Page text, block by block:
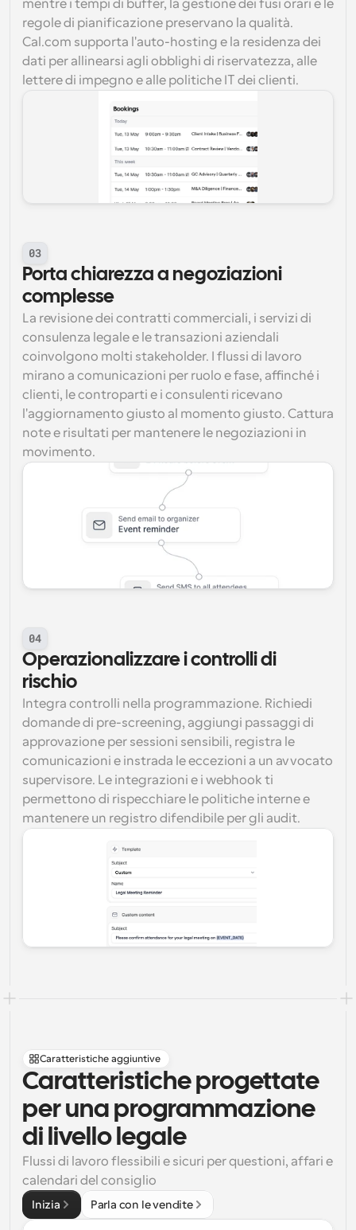
mentre i tempi di buffer, la gestione dei fusi orari e le
regole di pianificazione preservano la qualità.
Cal.com supporta l'auto-hosting e la residenza dei
dati per allinearsi agli obblighi di riservatezza, alle
lettere di impegno e alle politiche IT dei clienti.
03
Porta chiarezza a negoziazioni
complesse
La revisione dei contratti commerciali, i servizi di
consulenza legale e le transazioni aziendali
coinvolgono molti stakeholder. I flussi di lavoro
mirano a comunicazioni per ruolo e fase, affinché i
clienti, le controparti e i consulenti ricevano
l'aggiornamento giusto al momento giusto. Cattura
note e risultati per mantenere le negoziazioni in
movimento.
04
Operazionalizzare i controlli di
rischio
Integra controlli nella programmazione. Richiedi
domande di pre-screening, aggiungi passaggi di
approvazione per sessioni sensibili, registra le
comunicazioni e instrada le eccezioni a un avvocato
supervisore. Le integrazioni e i webhook ti
permettono di rispecchiare le politiche interne e
mantenere un registro difendibile per gli audit.
Caratteristiche aggiuntive
Caratteristiche progettate
per una programmazione
di livello legale
Flussi di lavoro flessibili e sicuri per questioni, affari e
calendari del consiglio
Inizia Parla con le vendite